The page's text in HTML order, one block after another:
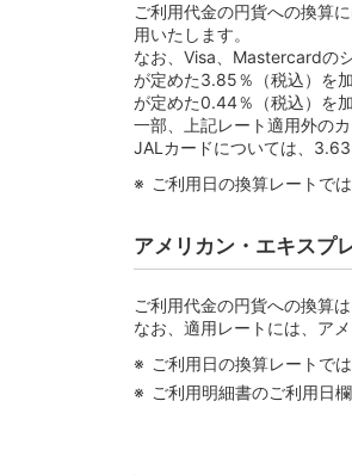
ご利用代金の円貨への換算
用いたします。
なお、Visa、Mastercardの
が定めた3.85％（税込）を
が定めた0.44％（税込）を
一部、上記レート適用外のカ
JALカードについては、3.63
ご利用日の換算レートで
アメリカン・エキスプ
ご利用代金の円貨への換算
なお、適用レートには、ア
ご利用日の換算レートで
ご利用明細書のご利用日